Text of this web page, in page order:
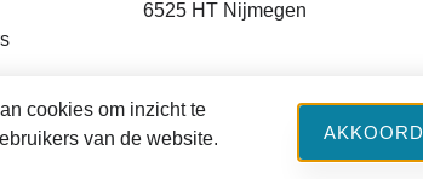
6525 HT Nijmegen
cookies om inzicht te
van de website.
AKKOORD